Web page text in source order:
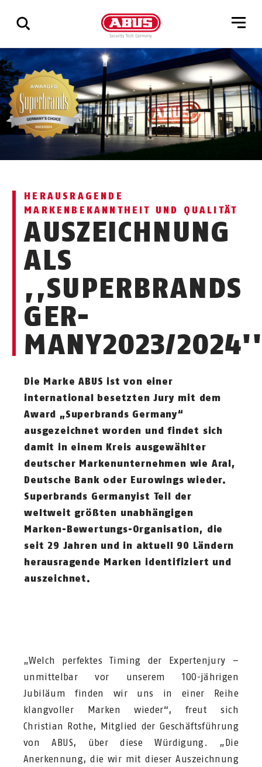
Zeige
alle
Ergebnisse
HERAUSRAGENDE
MARKENBEKANNTHEIT UND QUALITÄT
AUSZEICHNUNG
ALS
,,SUPERBRANDS
GER­
MANY2023/
Die Marke ABUS ist von einer
international besetzten Jury mit dem
Award „Superbrands Germany“
ausgezeichnet worden und findet sich
damit in einem Kreis ausgewählter
deutscher Markenunternehmen wie Aral,
Deutsche Bank oder Eurowings wieder.
Superbrands Ger­manyist Teil der
weltweit größten unabhängigen
Marken-Bewertungs-Organisation, die
seit 29 Jahren und in aktuell 90 Ländern
herausragende Marken identifiziert und
auszeichnet.
„Welch perfektes Timing der Expertenjury –
unmittelbar vor unserem 100-jährigen
Jubiläum finden wir uns in einer Reihe
klangvoller Marken wieder“, freut sich
Christian Rothe, Mitglied der Geschäftsführung
von ABUS, über diese Würdigung. „Die
Anerkennung, die wir mit dieser Auszeichnung